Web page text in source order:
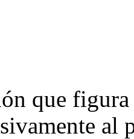
que
al